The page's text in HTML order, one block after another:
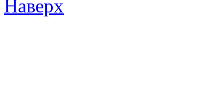
Наверх